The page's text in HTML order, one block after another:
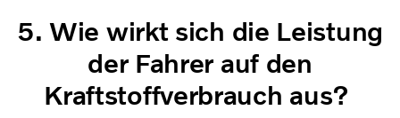
5. Wie wirkt sich die Leistung
der Fahrer auf den
Kraftstoffverbrauch aus?